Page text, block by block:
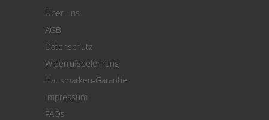
Cookie Einstellungen
Über uns
AGB
Datenschutz
Widerrufsbelehrung
Hausmarken-Garantie
Impressum
FAQs